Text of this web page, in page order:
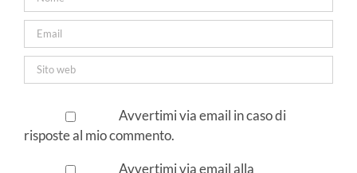
Avvertimi via email in caso di
risposte al mio commento.
Avvertimi via email alla